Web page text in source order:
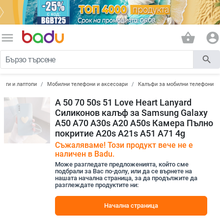
menu shopping_basket account_circle
search
и лаптопи Мобилни телефони и аксесоари Калъфи за мобилни телефони
A 50 70 50s 51 Love Heart Lanyard
Силиконов калъф за Samsung Galaxy
A50 A70 A30s A20 A50s Камера Пълно
покритие A20s A21s A51 A71 4g
Съжаляваме! Този продукт вече не е
наличен в Badu.
Може разгледате предложенията, който сме
подбрали за Вас по-долу, или да се върнете на
нашата начална страница, за да продължите да
разглеждате продуктите ни:
Начална страница